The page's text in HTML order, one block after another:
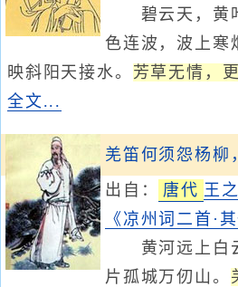
碧云天，黄
色连波，波上寒
映斜阳天接水。 芳草无情，
全文...
羌笛何须怨杨柳
出自： 唐代 王
《凉州词二首·其
黄河远上白
片孤城万仞山。